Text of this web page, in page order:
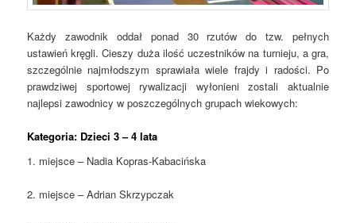
Każdy zawodnik oddał ponad 30 rzutów do tzw. pełnych
ustawień kręgli. Cieszy duża ilość uczestników na turnieju, a gra,
szczególnie najmłodszym sprawiała wiele frajdy i radości. Po
prawdziwej sportowej rywalizacji wyłonieni zostali aktualnie
najlepsi zawodnicy w poszczególnych grupach wiekowych:
Kategoria: Dzieci 3 – 4 lata
1. miejsce – Nadia Kopras-Kabacińska
2. miejsce – Adrian Skrzypczak